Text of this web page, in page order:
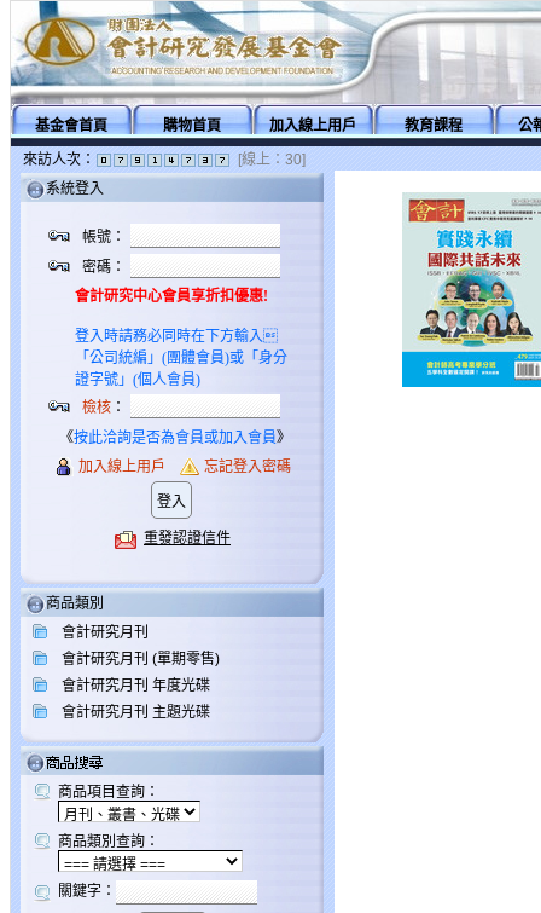
基金會首頁 購物首頁 加入線上用戶 教育課程
公
來訪人次：
[線上：30]
系統登入
帳號：
密碼：
會計研究中心會員享折扣優惠!
登入時請務必同時在下方輸入
「公司統編」(團體會員)或「身分
證字號」(個人會員)
檢核：
《按此洽詢是否為會員或加入會員》
加入線上用戶
忘記登入密碼
重發認證信件
商品類別
會計研究月刊
會計研究月刊 (單期零售)
會計研究月刊 年度光碟
會計研究月刊 主題光碟
商品項目查詢：
商品類別查詢：
關鍵字：